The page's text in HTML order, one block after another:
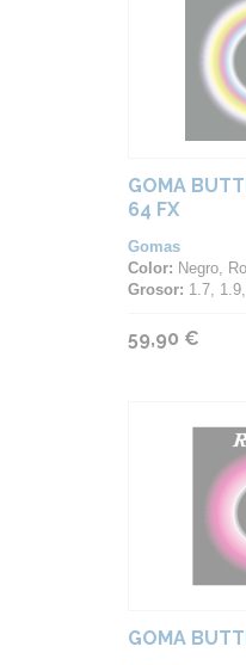
GOMA
64 FX
Gomas
Color: Negro,
Grosor: 1.7,
59,90 €
GOMA